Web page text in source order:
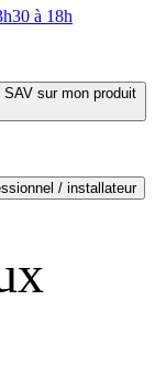
à 18h
sur mon produit
/ installateur